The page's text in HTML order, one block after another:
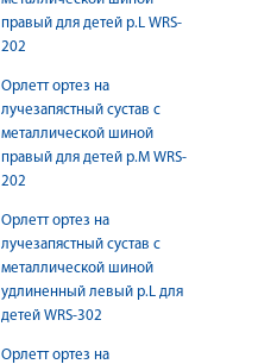
правый для детей р.L WRS-
202
Орлетт ортез на
лучезапястный сустав с
металлической шиной
правый для детей р.M WRS-
202
Орлетт ортез на
лучезапястный сустав с
металлической шиной
удлиненный левый р.L для
детей WRS-302
Орлетт ортез на